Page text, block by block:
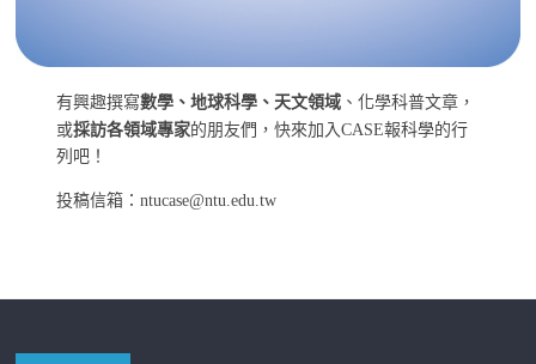
有興趣撰寫數學、地球科學、天文領域 、化學科普文章，
或採訪各領域專家的朋友們，快來加入CASE報科學的行
列吧！
投稿信箱：ntucase@ntu.edu.tw